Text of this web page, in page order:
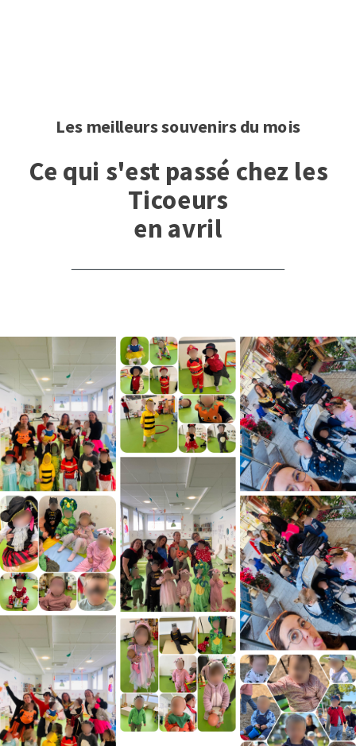
Les meilleurs souvenirs du mois
Ce qui s'est passé chez les
Ticoeurs
en avril